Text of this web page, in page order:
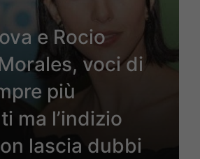
e Rocio
voci di
più
ma l’indizio
lascia dubbi